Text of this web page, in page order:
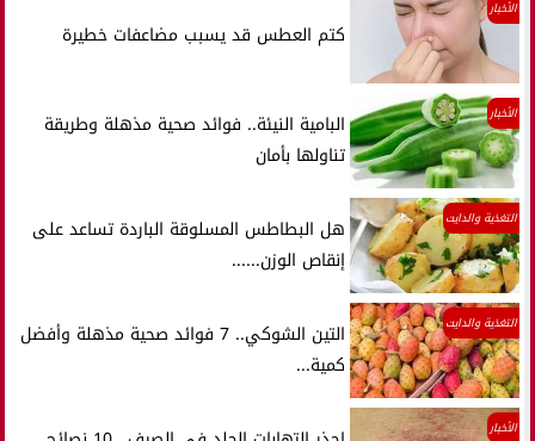
الأخبار
كتم العطس قد يسبب مضاعفات خطيرة
الأخبار
البامية النيئة.. فوائد صحية مذهلة وطريقة
تناولها بأمان
التغذية والدايت
هل البطاطس المسلوقة الباردة تساعد على
إنقاص الوزن......
التغذية والدايت
التين الشوكي.. 7 فوائد صحية مذهلة وأفضل
كمية...
الأخبار